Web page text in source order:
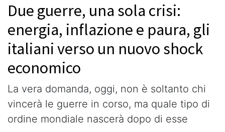
Due guerre, una sola crisi:
energia, inflazione e paura, gli
italiani verso un nuovo shock
economico
La vera domanda, oggi, non è soltanto chi
vincerà le guerre in corso, ma quale tipo di
ordine mondiale nascerà dopo di esse